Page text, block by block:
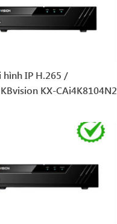
hình IP H.265 /
KX-CAi4K8104N2